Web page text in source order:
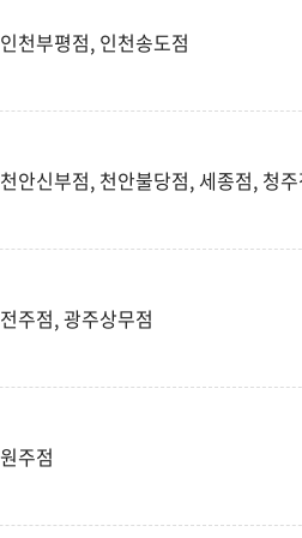
인천부평점, 인천송도점
천안신부점, 천안불당점, 세종점, 청
전주점, 광주상무점
원주점